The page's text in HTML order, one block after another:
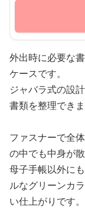
外出時に必要な
ケースです。
ジャバラ式の設
書類を整理できま
ファスナーで全
の中でも中身が
母子手帳以外に
ルなグリーンカ
い仕上がりです。